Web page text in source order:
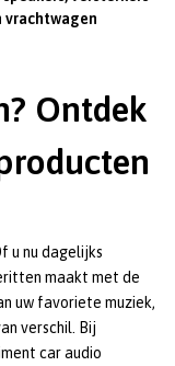
vrachtwagen
Ontdek
u nu dagelijks
maakt met de
uw favoriete muziek,
verschil. Bij
car audio